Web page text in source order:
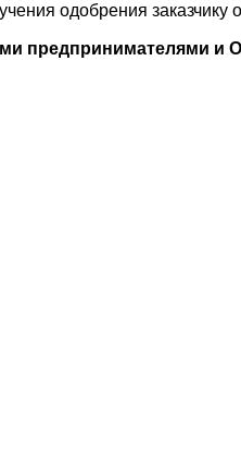
одобрения
предпринимателями и